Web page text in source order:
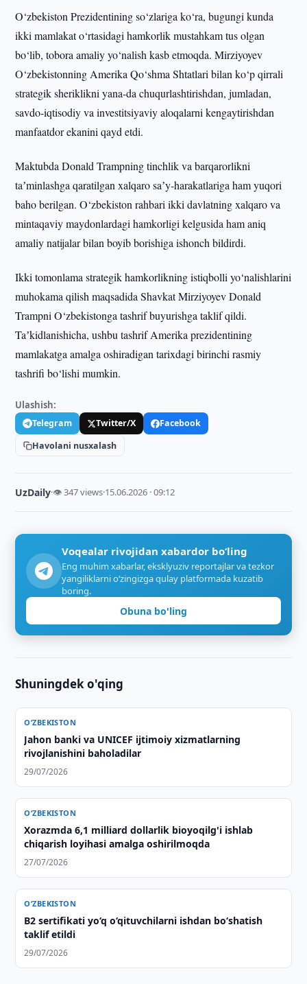
O‘zbekiston Prezidentining so‘zlariga ko‘ra, bugungi kunda
ikki mamlakat o‘rtasidagi hamkorlik mustahkam tus olgan
bo‘lib, tobora amaliy yo‘nalish kasb etmoqda. Mirziyoyev
O‘zbekistonning Amerika Qo‘shma Shtatlari bilan ko‘p qirrali
strategik sheriklikni yana-da chuqurlashtirishdan, jumladan,
savdo-iqtisodiy va investitsiyaviy aloqalarni kengaytirishdan
manfaatdor ekanini qayd etdi.
Maktubda Donald Trampning tinchlik va barqarorlikni
taʼminlashga qaratilgan xalqaro saʼy-harakatlariga ham yuqori
baho berilgan. O‘zbekiston rahbari ikki davlatning xalqaro va
mintaqaviy maydonlardagi hamkorligi kelgusida ham aniq
amaliy natijalar bilan boyib borishiga ishonch bildirdi.
Ikki tomonlama strategik hamkorlikning istiqbolli yo‘nalishlarini
muhokama qilish maqsadida Shavkat Mirziyoyev Donald
Trampni O‘zbekistonga tashrif buyurishga taklif qildi.
Taʼkidlanishicha, ushbu tashrif Amerika prezidentining
mamlakatga amalga oshiradigan tarixdagi birinchi rasmiy
tashrifi bo‘lishi mumkin.
Ulashish:
Telegram Twitter/X
Facebook
Havolani nusxalash
UzDaily·👁 347 views·15.06.2026 · 09:12
Voqealar rivojidan xabardor bo‘ling
Eng muhim xabarlar, eksklyuziv reportajlar va tezkor
yangiliklarni o‘zingizga qulay platformada kuzatib
boring.
Obuna bo'ling
Shuningdek o'qing
O‘ZBEKISTON
Jahon banki va UNICEF ijtimoiy xizmatlarning
rivojlanishini baholadilar
29/07/2026
O‘ZBEKISTON
Xorazmda 6,1 milliard dollarlik bioyoqilg'i ishlab
chiqarish loyihasi amalga oshirilmoqda
27/07/2026
O‘ZBEKISTON
B2 sertifikati yo‘q o‘qituvchilarni ishdan bo‘shatish
taklif etildi
29/07/2026